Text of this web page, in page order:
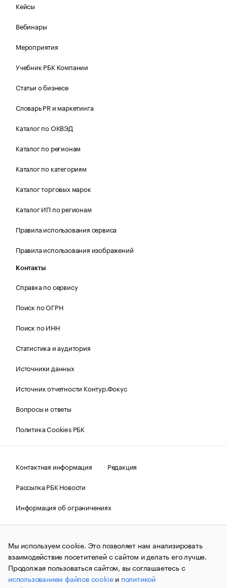
Кейсы
Вебинары
Мероприятия
Учебник РБК Компании
Статьи о бизнесе
Словарь PR и маркетинга
Каталог по ОКВЭД
Каталог по регионам
Каталог по категориям
Каталог торговых марок
Каталог ИП по регионам
Правила использования сервиса
Правила использования изображений
Контакты
Справка по сервису
Поиск по ОГРН
Поиск по ИНН
Статистика и аудитория
Источники данных
Источник отчетности Контур.Фокус
Вопросы и ответы
Политика Cookies РБК
Контактная информация
Редакция
Рассылка РБК Новости
Информация об ограничениях
Правовая информация
О соблюдении авторских прав
© АО «РОСБИЗНЕСКОНСАЛТИНГ»,1995–2026.Сообщения
и материалы информационного агентства «РБК»
(зарегистрировано Федеральной службой по надзору в сфере
связи, информационных технологий и массовых
коммуникаций (Роскомнадзор) 09.12.2015 за номером ИА
Мы используем cookie. Это позволяет нам анализировать
взаимодействие посетителей с сайтом и делать его лучше.
Продолжая пользоваться сайтом, вы соглашаетесь с
использованием файлов cookieи политикой